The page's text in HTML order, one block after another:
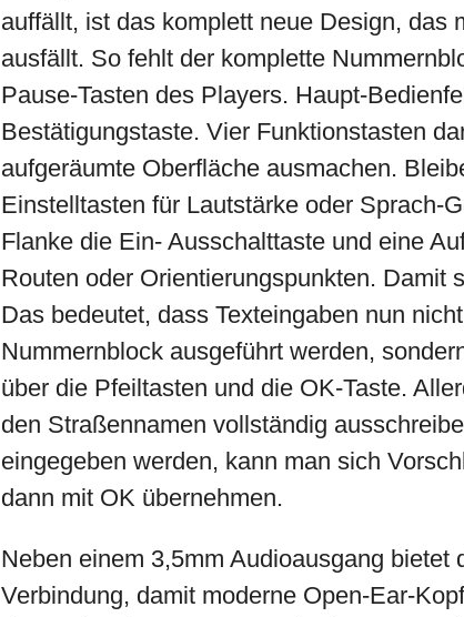
auffällt, ist das komplett neue Design, das
ausfällt. So fehlt der komplette
Pause-Tasten des Players. Haupt-
Bestätigungstaste. Vier Funktionstasten
aufgeräumte Oberfläche ausmachen.
Einstelltasten für Lautstärke oder Sprach-
Flanke die Ein- Ausschalttaste und eine
Routen oder Orientierungspunkten. Damit
Das bedeutet, dass Texteingaben nun
Nummernblock ausgeführt werden,
über die Pfeiltasten und die OK-Taste.
den Straßennamen vollständig
eingegeben werden, kann man sich
dann mit OK übernehmen.
Neben einem 3,5mm Audioausgang bietet
Verbindung, damit moderne Open-Ear-